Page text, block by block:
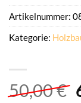
50,00€
Artikelnummer:
Kategorie: